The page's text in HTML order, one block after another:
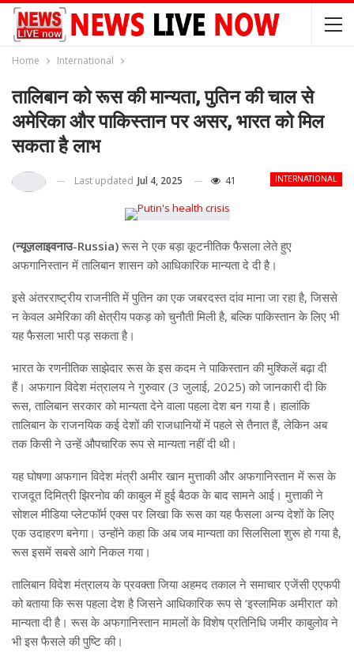
Home International
तालिबान को रूस की मान्यता, पुतिन की चाल से
अमेरिका और पाकिस्तान पर असर, भारत को मिल
सकता है लाभ
INTERNATIONAL
Last updated Jul 4, 2025 41
(न्यूज़लाइवनाउ-Russia)रूस ने एक बड़ा कूटनीतिक फैसला लेते हुए
अफगानिस्तान में तालिबान शासन को आधिकारिक मान्यता दे दी है।
इसे अंतरराष्ट्रीय राजनीति में पुतिन का एक जबरदस्त दांव माना जा रहा है, जिससे
न केवल अमेरिका की क्षेत्रीय पकड़ को चुनौती मिली है, बल्कि पाकिस्तान के लिए भी
यह फैसला भारी पड़ सकता है।
भारत के रणनीतिक साझेदार रूस के इस कदम ने पाकिस्तान की मुश्किलें बढ़ा दी
हैं। अफगान विदेश मंत्रालय ने गुरुवार (3 जुलाई, 2025) को जानकारी दी कि
रूस, तालिबान सरकार को मान्यता देने वाला पहला देश बन गया है। हालांकि
तालिबान के राजनयिक कई देशों की राजधानियों में पहले से तैनात हैं, लेकिन अब
तक किसी ने उन्हें औपचारिक रूप से मान्यता नहीं दी थी।
यह घोषणा अफगान विदेश मंत्री अमीर खान मुत्ताकी और अफगानिस्तान में रूस के
राजदूत दिमित्री झिरनोव की काबुल में हुई बैठक के बाद सामने आई। मुत्ताकी ने
सोशल मीडिया प्लेटफॉर्म एक्स पर लिखा कि रूस का यह फैसला अन्य देशों के लिए
एक उदाहरण बनेगा। उन्होंने कहा कि अब जब मान्यता का सिलसिला शुरू हो गया है,
रूस इसमें सबसे आगे निकल गया।
तालिबान विदेश मंत्रालय के प्रवक्ता जिया अहमद तकाल ने समाचार एजेंसी एएफपी
को बताया कि रूस पहला देश है जिसने आधिकारिक रूप से ‘इस्लामिक अमीरात’ को
मान्यता दी है। रूस के अफगानिस्तान मामलों के विशेष प्रतिनिधि जमीर काबुलोव ने
भी इस फैसले की पुष्टि की।